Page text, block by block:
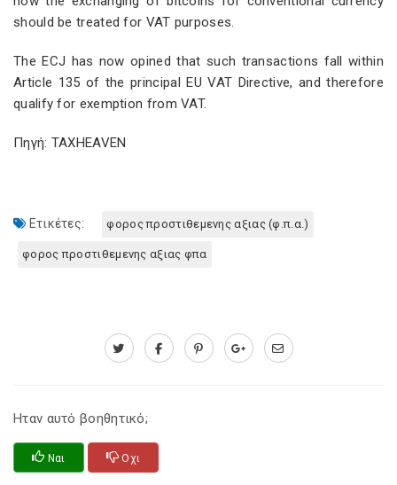
should be treated for VAT purposes.
The ECJ has now opined that such transactions fall within
Article 135 of the principal EU VAT Directive, and therefore
qualify for exemption from VAT.
Πηγή: TAXHEAVEN
Ετικέτες: φορος προστιθεμενης αξιας (φ.π.α.)
φορος προστιθεμενης αξιας φπα
Ηταν αυτό βοηθητικό;
Ναι Οχι